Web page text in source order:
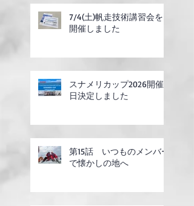
7/4(土)帆走技術講習会を
開催しました
スナメリカップ2026開催
日決定しました
第15話 いつものメンバー
で懐かしの地へ